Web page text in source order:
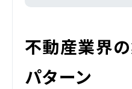
不動産業界
パターン